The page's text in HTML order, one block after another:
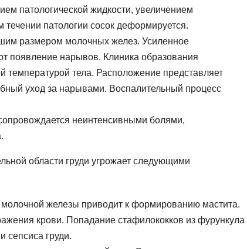
патологической жидкости, увеличением
патологии сосок деформируется.
размером молочных желез. Усиленное
появление нарывов. Клиника образования
температурой тела. Расположение представляет
уход за нарывами. Воспалительный процесс
неинтенсивными болями,
области груди угрожает следующими
железы приводит к формированию мастита.
крови. Попадание стафилококков из фурункула
сепсиса груди.